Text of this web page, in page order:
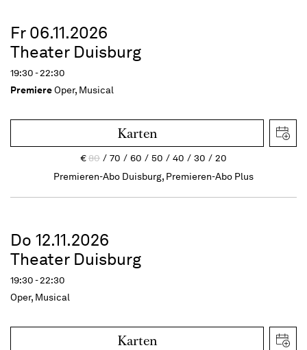
Fr 06.11.2026
Theater Duisburg
19:30 - 22:30
PremiereOper, Musical
Karten
€80 70 60 50 40 30
20
Premieren-Abo Duisburg, Premieren-Abo Plus
Do 12.11.2026
Theater Duisburg
19:30 - 22:30
Oper, Musical
Karten